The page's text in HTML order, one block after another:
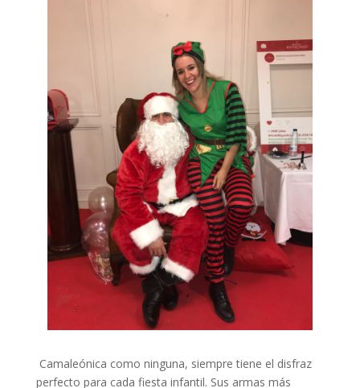
Camaleónica como ninguna, siempre tiene el disfraz
perfecto para cada fiesta infantil. Sus armas más